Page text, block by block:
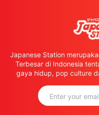
Japanese Station
Terbesar di Indonesia
gaya hidup, pop culture